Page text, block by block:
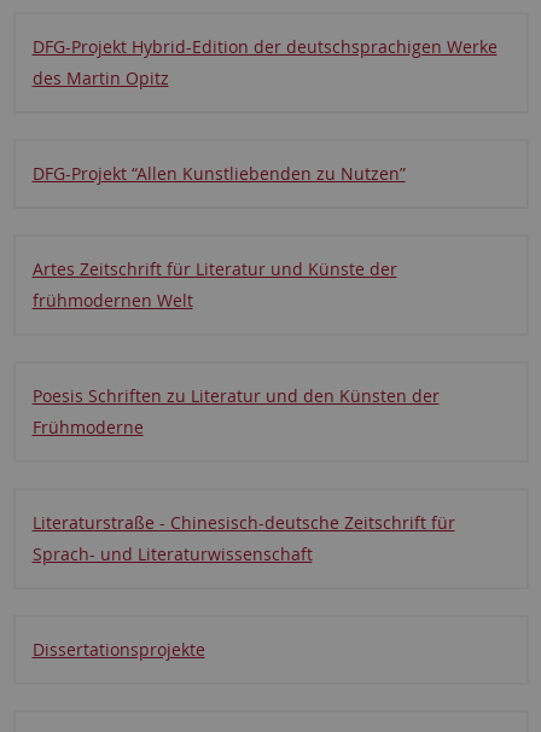
DFG-Projekt Hybrid-Edition der deutschsprachigen Werke
des Martin Opitz
DFG-Projekt “Allen Kunstliebenden zu Nutzen”
Artes Zeitschrift für Literatur und Künste der
frühmodernen Welt
Poesis Schriften zu Literatur und den Künsten der
Frühmoderne
Literaturstraße - Chinesisch-deutsche Zeitschrift für
Sprach- und Literaturwissenschaft
Dissertationsprojekte